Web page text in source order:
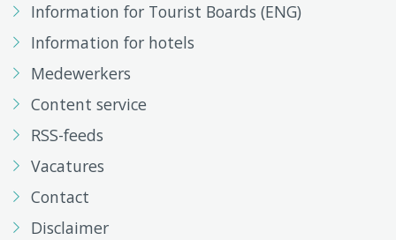
Information for Tourist Boards (ENG)
Information for hotels
Medewerkers
Content service
RSS-feeds
Vacatures
Contact
Disclaimer